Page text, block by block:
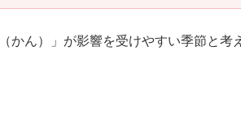
かん）」が影響を受けやすい季節と考